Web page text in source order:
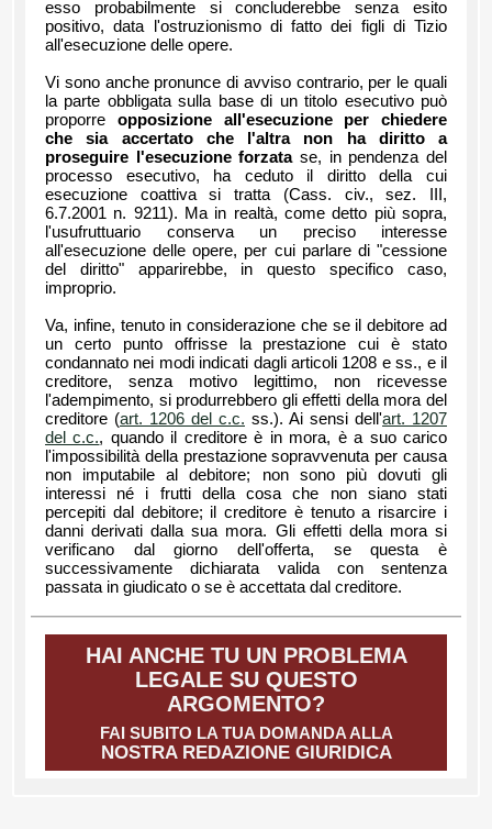
esso probabilmente si concluderebbe senza esito
positivo, data l'ostruzionismo di fatto dei figli di Tizio
all'esecuzione delle opere.
Vi sono anche pronunce di avviso contrario, per le quali
la parte obbligata sulla base di un titolo esecutivo può
proporre opposizione all'esecuzione per chiedere
che sia accertato che l'altra non ha diritto a
proseguire l'esecuzione forzatase, in pendenza del
processo esecutivo, ha ceduto il diritto della cui
esecuzione coattiva si tratta (Cass. civ., sez. III,
6.7.2001 n. 9211). Ma in realtà, come detto più sopra,
l'usufruttuario conserva un preciso interesse
all'esecuzione delle opere, per cui parlare di "cessione
del diritto" apparirebbe, in questo specifico caso,
improprio.
Va, infine, tenuto in considerazione che se il debitore ad
un certo punto offrisse la prestazione cui è stato
condannato nei modi indicati dagli articoli 1208 e ss., e il
creditore, senza motivo legittimo, non ricevesse
l'adempimento, si produrrebbero gli effetti della mora del
creditore (art. 1206 del c.c. ss.). Ai sensi dell'art. 1207
del c.c., quando il creditore è in mora, è a suo carico
l'impossibilità della prestazione sopravvenuta per causa
non imputabile al debitore; non sono più dovuti gli
interessi né i frutti della cosa che non siano stati
percepiti dal debitore; il creditore è tenuto a risarcire i
danni derivati dalla sua mora. Gli effetti della mora si
verificano dal giorno dell'offerta, se questa è
successivamente dichiarata valida con sentenza
passata in giudicato o se è accettata dal creditore.
HAI ANCHE TU UN PROBLEMA
LEGALE SU QUESTO
ARGOMENTO?
FAI SUBITO LA TUA DOMANDA ALLA
NOSTRA REDAZIONE GIURIDICA